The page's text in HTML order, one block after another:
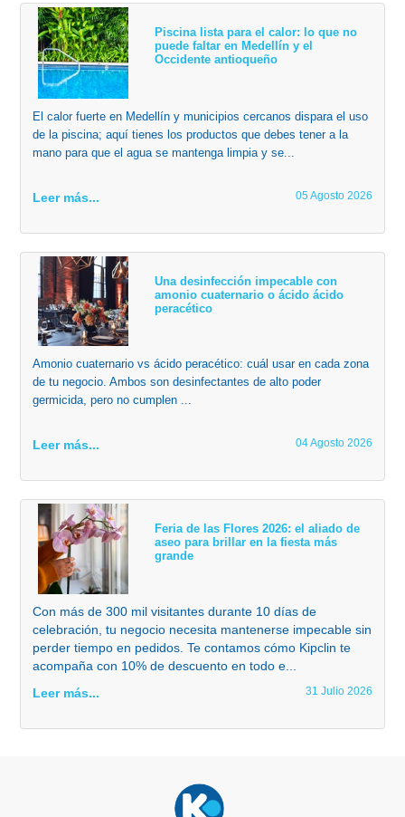
Piscina lista para el calor: lo que no
puede faltar en Medellín y el
Occidente antioqueño
El calor fuerte en Medellín y municipios cercanos dispara el uso
de la piscina; aquí tienes los productos que debes tener a la
mano para que el agua se mantenga limpia y se...
Leer más... 05 Agosto 2026
Una desinfección impecable con
amonio cuaternario o ácido ácido
peracético
Amonio cuaternario vs ácido peracético: cuál usar en cada zona
de tu negocio. Ambos son desinfectantes de alto poder
germicida, pero no cumplen ...
Leer más... 04 Agosto 2026
Feria de las Flores 2026: el aliado de
aseo para brillar en la fiesta más
grande
Con más de 300 mil visitantes durante 10 días de
celebración, tu negocio necesita mantenerse impecable sin
perder tiempo en pedidos. Te contamos cómo Kipclin te
acompaña con 10% de descuento en todo e...
Leer más...
31 Julio 2026